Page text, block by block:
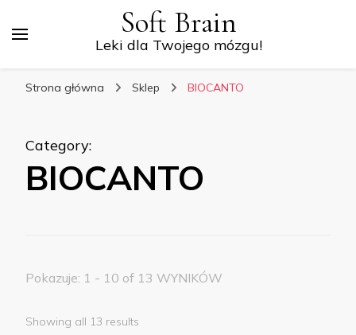
Soft Brain
Leki dla Twojego mózgu!
Strona główna Sklep BIOCANTO
Category:
BIOCANTO
Pokazuje: 1 - 10 of 13 WYNIKÓW
Showing all 13 results